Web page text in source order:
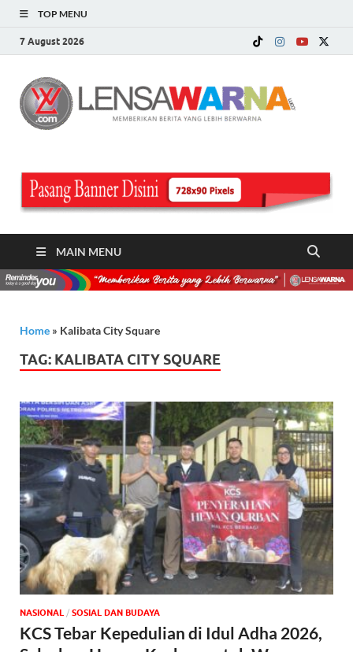
TOP MENU
7 August 2026
MAIN MENU
Home » Kalibata City Square
TAG: KALIBATA CITY SQUARE
NASIONAL / SOSIAL DAN BUDAYA
KCS Tebar Kepedulian di Idul Adha 2026,